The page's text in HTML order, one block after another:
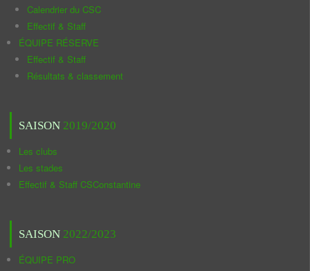
Calendrier du CSC
Effectif & Staff
ÉQUIPE RÉSERVE
Effectif & Staff
Résultats & classement
SAISON 2019/2020
Les clubs
Les stades
Effectif & Staff CSConstantine
SAISON 2022/2023
ÉQUIPE PRO